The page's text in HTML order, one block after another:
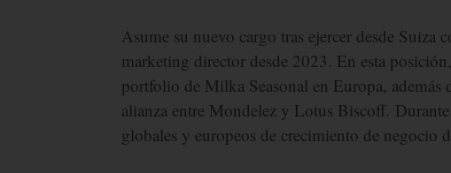
Asume su nuevo cargo tras ejercer desde Suiza
marketing director desde 2023. En esta
portfolio de Milka Seasonal en Europa,
alianza entre Mondelez y Lotus Biscoff.
globales y europeos de crecimiento de negocio